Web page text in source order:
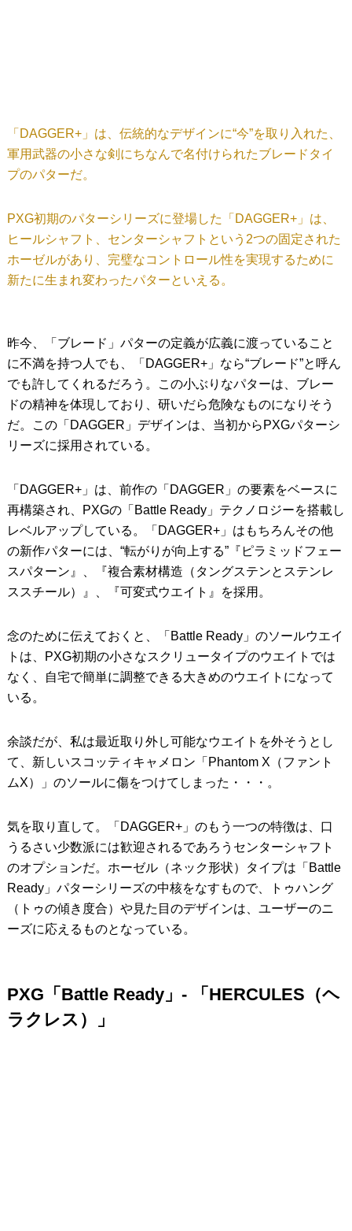
「DAGGER+」は、伝統的なデザインに“今”を取り入れた、
軍用武器の小さな剣にちなんで名付けられたブレードタイ
プのパターだ。
PXG初期のパターシリーズに登場した「DAGGER+」は、
ヒールシャフト、センターシャフトという2つの固定された
ホーゼルがあり、完璧なコントロール性を実現するために
新たに生まれ変わったパターといえる。
昨今、「ブレード」パターの定義が広義に渡っていること
に不満を持つ人でも、「DAGGER+」なら“ブレード”と呼ん
でも許してくれるだろう。この小ぶりなパターは、ブレー
ドの精神を体現しており、研いだら危険なものになりそう
だ。この「DAGGER」デザインは、当初からPXGパターシ
リーズに採用されている。
「DAGGER+」は、前作の「DAGGER」の要素をベースに
再構築され、PXGの「Battle Ready」テクノロジーを搭載し
レベルアップしている。「DAGGER+」はもちろんその他
の新作パターには、“転がりが向上する”『ピラミッドフェー
スパターン』、『複合素材構造（タングステンとステンレ
ススチール）』、『可変式ウエイト』を採用。
念のために伝えておくと、「Battle Ready」のソールウエイ
トは、PXG初期の小さなスクリュータイプのウエイトでは
なく、自宅で簡単に調整できる大きめのウエイトになって
いる。
余談だが、私は最近取り外し可能なウエイトを外そうとし
て、新しいスコッティキャメロン「Phantom X（ファント
ムX）」のソールに傷をつけてしまった・・・。
気を取り直して。「DAGGER+」のもう一つの特徴は、口
うるさい少数派には歓迎されるであろうセンターシャフト
のオプションだ。ホーゼル（ネック形状）タイプは「Battle
Ready」パターシリーズの中核をなすもので、トゥハング
（トゥの傾き度合）や見た目のデザインは、ユーザーのニ
ーズに応えるものとなっている。
PXG「Battle Ready」- 「HERCULES（ヘ
ラクレス）」